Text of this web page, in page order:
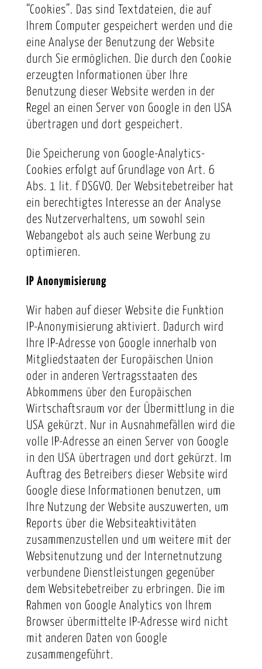
“Cookies”. Das sind Textdateien, die auf
Ihrem Computer gespeichert werden und die
eine Analyse der Benutzung der Website
durch Sie ermöglichen. Die durch den Cookie
erzeugten Informationen über Ihre
Benutzung dieser Website werden in der
Regel an einen Server von Google in den USA
übertragen und dort gespeichert.
Die Speicherung von Google-Analytics-
Cookies erfolgt auf Grundlage von Art. 6
Abs. 1 lit. f DSGVO. Der Websitebetreiber hat
ein berechtigtes Interesse an der Analyse
des Nutzerverhaltens, um sowohl sein
Webangebot als auch seine Werbung zu
optimieren.
IP Anonymisierung
Wir haben auf dieser Website die Funktion
IP-Anonymisierung aktiviert. Dadurch wird
Ihre IP-Adresse von Google innerhalb von
Mitgliedstaaten der Europäischen Union
oder in anderen Vertragsstaaten des
Abkommens über den Europäischen
Wirtschaftsraum vor der Übermittlung in die
USA gekürzt. Nur in Ausnahmefällen wird die
volle IP-Adresse an einen Server von Google
in den USA übertragen und dort gekürzt. Im
Auftrag des Betreibers dieser Website wird
Google diese Informationen benutzen, um
Ihre Nutzung der Website auszuwerten, um
Reports über die Websiteaktivitäten
zusammenzustellen und um weitere mit der
Websitenutzung und der Internetnutzung
verbundene Dienstleistungen gegenüber
dem Websitebetreiber zu erbringen. Die im
Rahmen von Google Analytics von Ihrem
Browser übermittelte IP-Adresse wird nicht
mit anderen Daten von Google
zusammengeführt.